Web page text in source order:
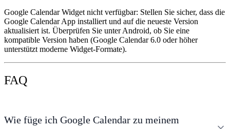
Google Calendar Widget nicht verfügbar: Stellen Sie sicher, dass die
Google Calendar App installiert und auf die neueste Version
aktualisiert ist. Überprüfen Sie unter Android, ob Sie eine
kompatible Version haben (Google Calendar 6.0 oder höher
unterstützt moderne Widget-Formate).
FAQ
Wie füge ich Google Calendar zu meinem